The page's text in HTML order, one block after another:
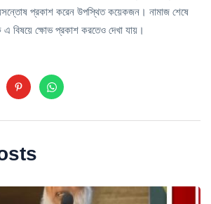
প্রকাশ করেন উপস্থিত কয়েকজন। নামাজ শেষে
বিষয়ে ক্ষোভ প্রকাশ করতেও দেখা যায়।